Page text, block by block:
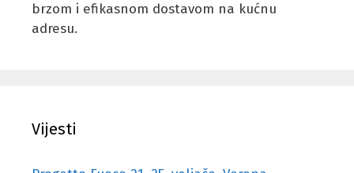
brzom i efikasnom dostavom na kućnu
adresu.
Vijesti